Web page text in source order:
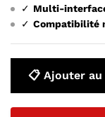
✓ Multi-
✓ Compatibilité
📋 Ajouter au